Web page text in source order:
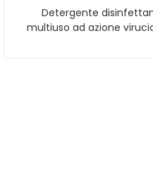
Detergente
multiuso ad azione